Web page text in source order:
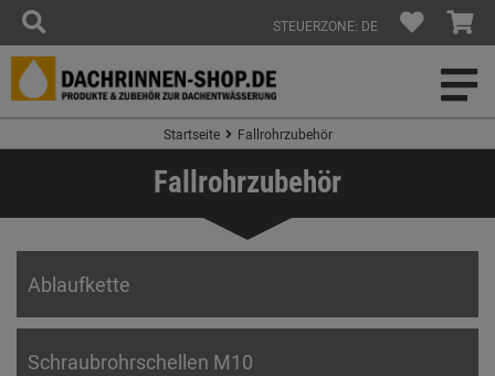
STEUERZONE: DE
Startseite Fallrohrzubehör
Fallrohrzubehör
Ablaufkette
Schraubrohrschellen M10